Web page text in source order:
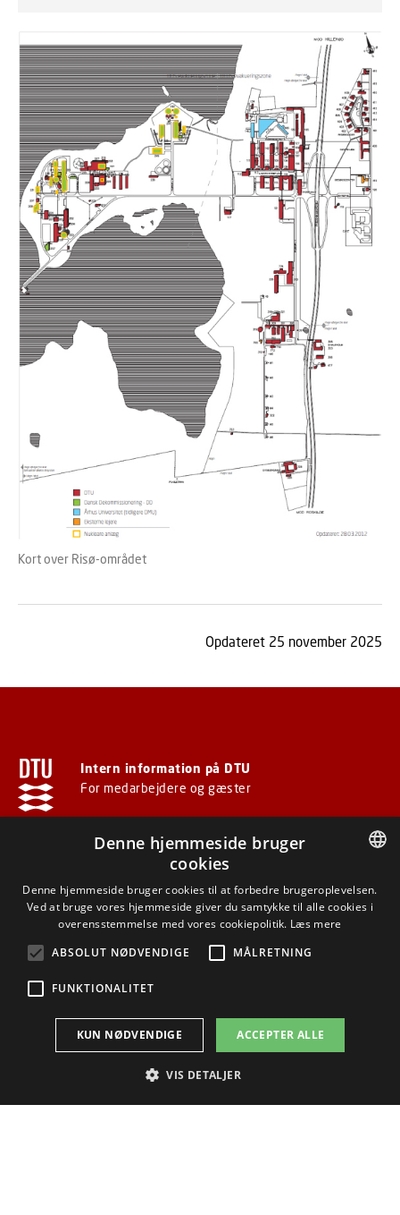
Kort over Risø-området
Opdateret 25 november 2025
Intern information på DTU
For medarbejdere og gæster
Anker Engelunds Vej 1
Bygning 101A
2800 Kgs. Lyngby
Hjælp
Find vej
DANISH
Denne hjemmeside bruger
cookies
Denne hjemmeside bruger cookies til at forbedre brugeroplevelsen.
Ved at bruge vores hjemmeside giver du samtykke til alle cookies i
overensstemmelse med vores cookiepolitik. Læs mere
ABSOLUT NØDVENDIGE
MÅLRETNING
FUNKTIONALITET
ACCEPTER ALLE
KUN NØDVENDIGE
VIS DETALJER